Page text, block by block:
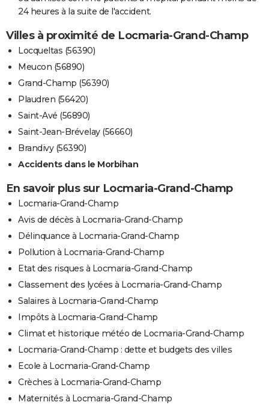
24 heures à la suite de l'accident.
Villes à proximité de Locmaria-Grand-Champ
Locqueltas (56390)
Meucon (56890)
Grand-Champ (56390)
Plaudren (56420)
Saint-Avé (56890)
Saint-Jean-Brévelay (56660)
Brandivy (56390)
Accidents dans le Morbihan
En savoir plus sur Locmaria-Grand-Champ
Locmaria-Grand-Champ
Avis de décès à Locmaria-Grand-Champ
Délinquance à Locmaria-Grand-Champ
Pollution à Locmaria-Grand-Champ
Etat des risques à Locmaria-Grand-Champ
Classement des lycées à Locmaria-Grand-Champ
Salaires à Locmaria-Grand-Champ
Impôts à Locmaria-Grand-Champ
Climat et historique météo de Locmaria-Grand-Champ
Locmaria-Grand-Champ : dette et budgets des villes
Ecole à Locmaria-Grand-Champ
Crèches à Locmaria-Grand-Champ
Maternités à Locmaria-Grand-Champ